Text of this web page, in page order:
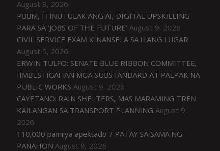
August 9, 2026
PBBM, ITINUTULAK ANG AI, DIGITAL UPSKILLING
PARA SA ‘JOBS OF THE FUTURE’ August 9, 2026
CIVIL SERVICE EXAM KINANSELA SA ILANG LUGAR
August 9, 2026
ERWIN TULFO: SENATE BLUE RIBBON COMMITTEE,
IIMBESTIGAHAN MGA SUBSTANDARD AT PALPAK NA
PUBLIC WORKS August 9, 2026
CAYETANO: RAIN SHELTERS, MAS MARAMING TREN
KAILANGAN SA TRANSPORT PLANNING August 9,
2026
110,000 pamilya apektado 7 PATAY SA SAMA NG
PANAHON August 9, 2026